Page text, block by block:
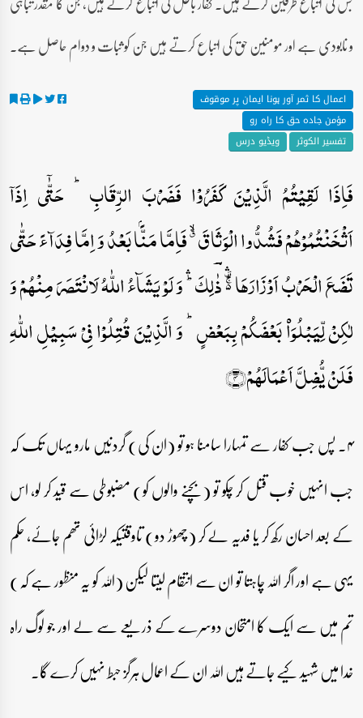
و نابودی ہے اور مومنین حق کی اتباع کرتے ہیں جن کو ثبات و دوام حاصل ہے۔
اعمال کا ثمر آور ہونا ایمان پر موقوف
مؤمن جادہ حق کا راہ رو
تفسیر الکوثر
ویڈیو درس
فَاِذَا لَقِیۡتُمُ الَّذِیۡنَ کَفَرُوۡا فَضَرۡبَ الرِّقَابِ ؕ حَتّٰۤی اِذَاۤ
اَثۡخَنۡتُمُوۡہُمۡ فَشُدُّوا الۡوَثَاقَ ٭ۙ فَاِمَّا مَنًّۢا بَعۡدُ وَ اِمَّا فِدَآءً حَتّٰی
تَضَعَ الۡحَرۡبُ اَوۡزَارَہَا ۬ۚ۟ۛ ذٰؔلِکَ ؕۛ وَ لَوۡ یَشَآءُ اللّٰہُ لَانۡتَصَرَ مِنۡہُمۡ وَ
لٰکِنۡ لِّیَبۡلُوَا۠ بَعۡضَکُمۡ بِبَعۡضٍ ؕ وَ الَّذِیۡنَ قُتِلُوۡا فِیۡ سَبِیۡلِ اللّٰہِ
فَلَنۡ یُّضِلَّ اَعۡمَالَہُمۡ﴿۴﴾
۴۔ پس جب کفار سے تمہارا سامنا ہو تو (ان کی) گردنیں مارو یہاں تک کہ
جب انہیں خوب قتل کر چکو تو (بچنے والوں کو) مضبوطی سے قید کر لو، اس
کے بعد احسان رکھ کر یا فدیہ لے کر (چھوڑ دو) تاوقتیکہ لڑائی تھم جائے، حکم
یہی ہے اور اگر اللہ چاہتا تو ان سے انتقام لیتا لیکن (اللہ کو یہ منظور ہے کہ)
تم میں سے ایک کا امتحان دوسرے کے ذریعے سے لے اور جو لوگ راہ
خدا میں شہید کیے جاتے ہیں اللہ ان کے اعمال ہرگز حبط نہیں کرے گا۔